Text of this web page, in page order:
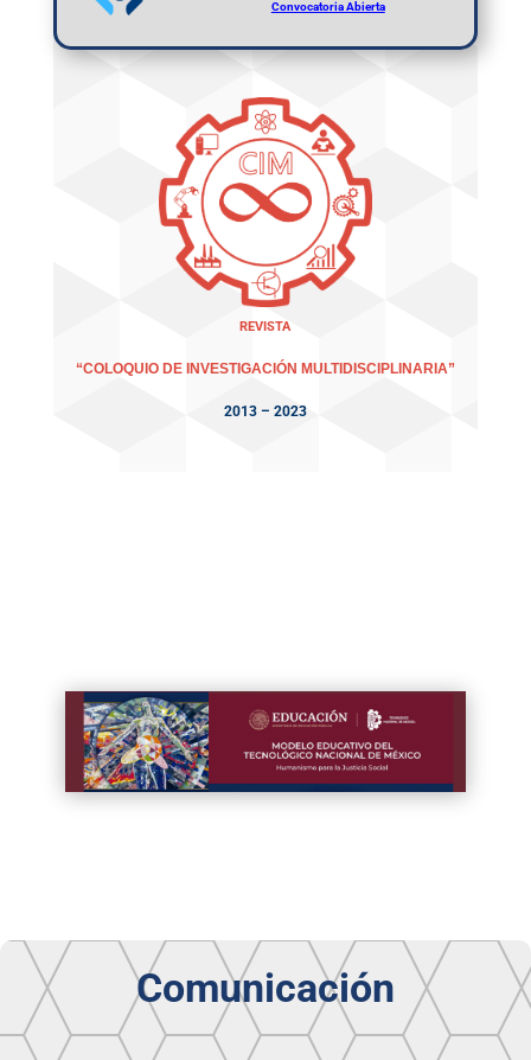
Convocatoria Abierta
REVISTA
“COLOQUIO DE INVESTIGACIÓN MULTIDISCIPLINARIA”
2013 – 2023
Comunicación